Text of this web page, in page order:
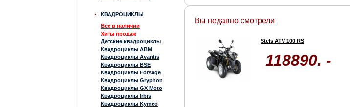
КВАДРОЦИКЛЫ
Все в наличии
Хиты продаж
Детские квадроциклы
Квадроциклы ABM
Квадроциклы Avantis
Квадроциклы BSE
Квадроциклы Forsage
Квадроциклы Gryphon
Квадроциклы GX Moto
Квадроциклы Irbis
Квадроциклы Kymco
Вы недавно смотрели
Stels ATV 100 RS
118890. -